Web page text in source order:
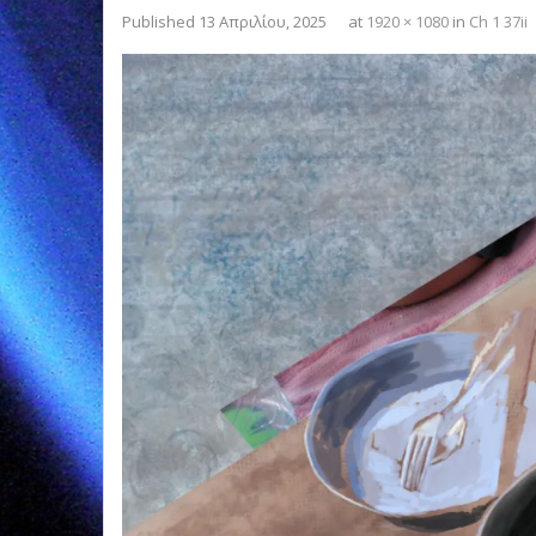
Published 13 Απριλίου, 2025 at 1920 × 1080 in Ch 1 37ii